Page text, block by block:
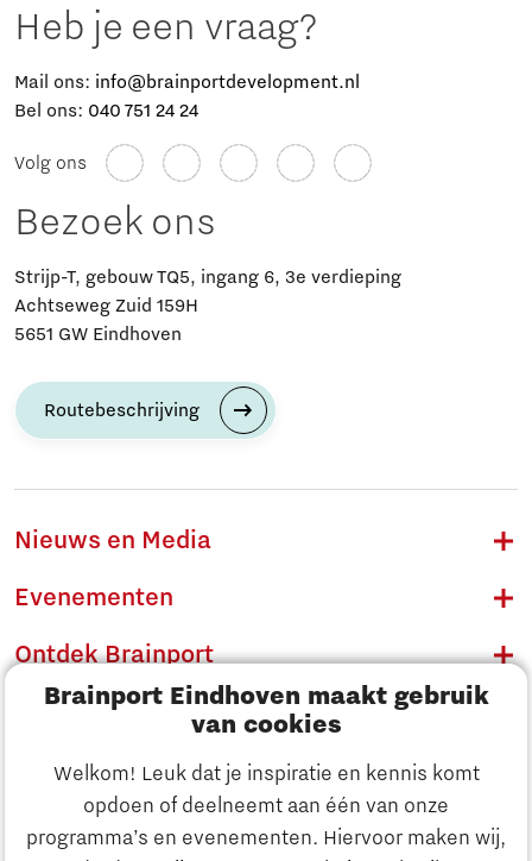
Brainport Eindhoven maakt gebruik
van cookies
Welkom! Leuk dat je inspiratie en kennis komt
opdoen of deelneemt aan één van onze
programma’s en evenementen. Hiervoor maken wij,
Ontdek Brainport
Heb je een vraag?
Mail ons: info@brainportdevelopment.nl
Bel ons: 040 751 24 24
Volg ons
Bezoek ons
Strijp-T, gebouw TQ5, ingang 6, 3e verdieping
Achtseweg Zuid 159H
5651 GW Eindhoven
Routebeschrijving
Nieuws en Media
Evenementen
Ontdek Brainport
Innovatie
Ondernemen
Onderwijs